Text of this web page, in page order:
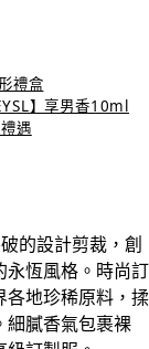
禮盒
】享男香10ml
遇
的設計剪裁，創
永恆風格。時尚訂
各地珍稀原料，揉
細膩香氣包裹裸